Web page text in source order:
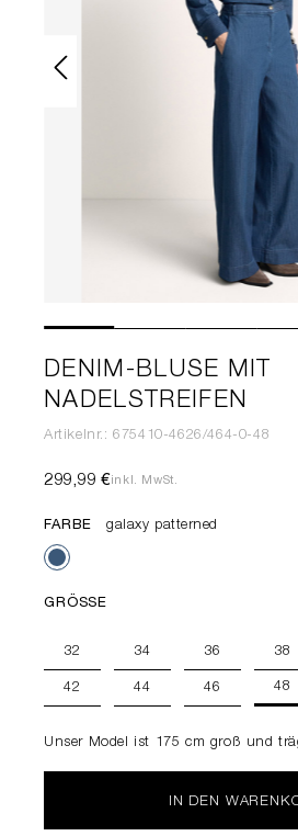
DENIM-BLUSE MIT
NADELSTREIFEN
Artikelnr.: 675410-4626/464-0-48
299,99 €inkl. MwSt.
FARBE galaxy patterned
GRÖSSE
32 34 36 38
42 44 46 48
Unser Model ist 175 cm groß und
IN DEN